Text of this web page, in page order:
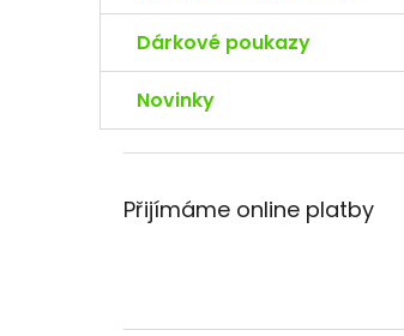
Dárkové poukazy
Novinky
Přijímáme online platby